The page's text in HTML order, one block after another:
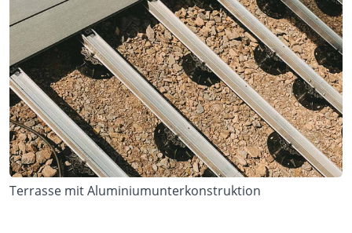
Terrasse mit Aluminiumunterkonstruktion